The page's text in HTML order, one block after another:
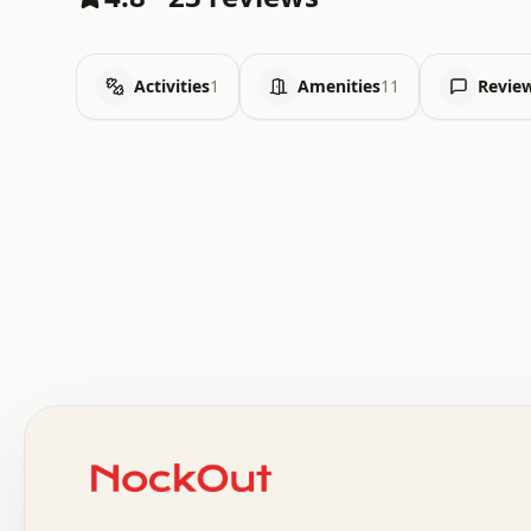
Activities1 Amenities11
.   +   .   .   o   .   .   .   .   .   .   :   .
.   .   .   o   .   .   .   .   .   .   .   .   x   .